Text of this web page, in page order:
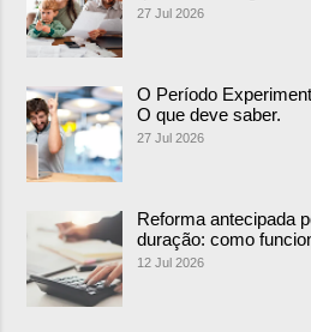
27 Jul 2026
O Período
O que deve saber.
27 Jul 2026
Reforma antecipada
duração: como
12 Jul 2026